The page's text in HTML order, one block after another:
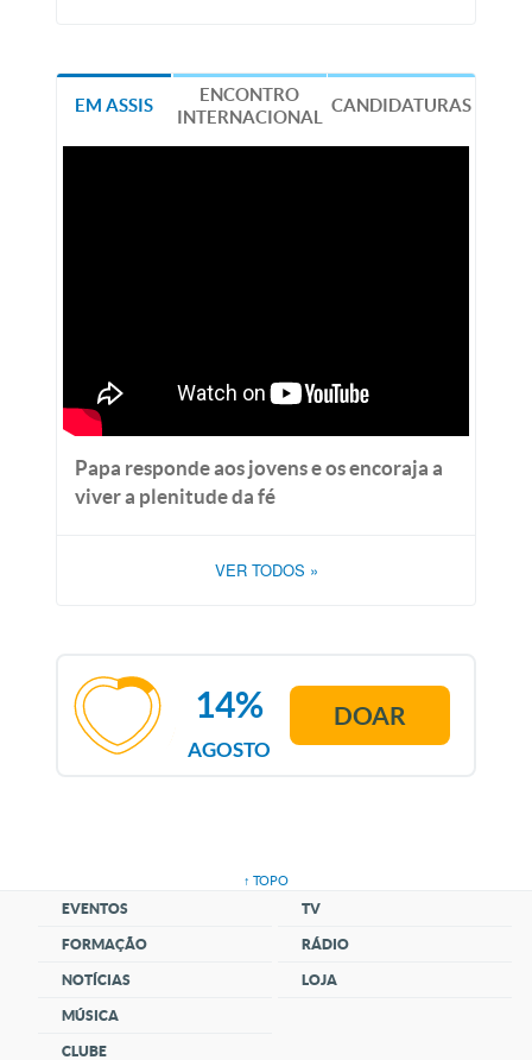
EM ASSIS
ENCONTRO
INTERNACIONAL
CANDIDATURAS
Papa responde aos jovens e os encoraja a
viver a plenitude da fé
VER TODOS »
AGOSTO
14% DOAR
↑ TOPO
EVENTOS
FORMAÇÃO
NOTÍCIAS
MÚSICA
CLUBE
TV
RÁDIO
LOJA